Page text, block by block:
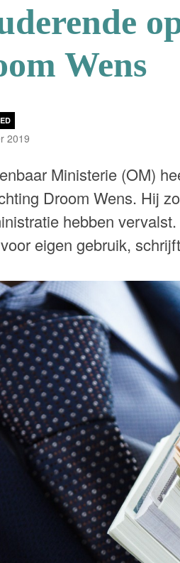
Wens
2019
Ministerie (OM)
Droom Wens. Hij
hebben
eigen gebruik,